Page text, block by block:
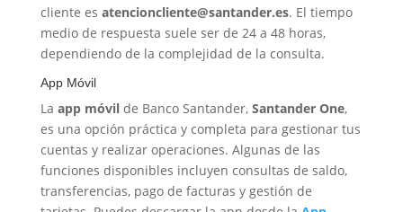
cliente es atencioncliente@santander.es. El tiempo
medio de respuesta suele ser de 24 a 48 horas,
dependiendo de la complejidad de la consulta.
App Móvil
La app móvilde Banco Santander, Santander One,
es una opción práctica y completa para gestionar tus
cuentas y realizar operaciones. Algunas de las
funciones disponibles incluyen consultas de saldo,
transferencias, pago de facturas y gestión de